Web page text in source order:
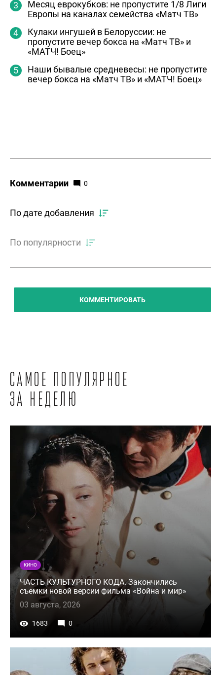
Месяц еврокубков: не пропустите 1/8 Лиги
Европы на каналах семейства «Матч ТВ»
Кулаки ингушей в Белоруссии: не
пропустите вечер бокса на «Матч ТВ» и
«МАТЧ! Боец»
Наши бывалые средневесы: не пропустите
вечер бокса на «Матч ТВ» и «МАТЧ! Боец»
Комментарии 0
По дате добавления
По популярности
КОММЕНТИРОВАТЬ
Самое популярное
за неделю
КИНО
ЧАСТЬ КУЛЬТУРНОГО КОДА. Закончились
съемки новой версии фильма «Война и мир»
03 августа, 2026
1683 0